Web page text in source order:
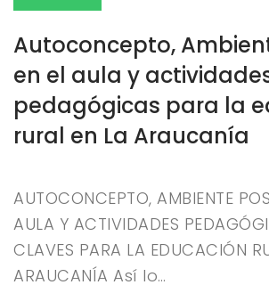
Autoconcepto,
en el aula y
pedagógicas para la
rural en La Araucanía
AUTOCONCEPTO, AMBIENTE
AULA Y ACTIVIDADES
CLAVES PARA LA EDUCACIÓN
ARAUCANÍA Así lo…